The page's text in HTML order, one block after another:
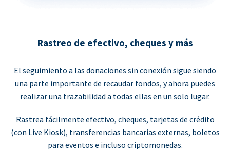
Rastreo de efectivo, cheques y más
El seguimiento a las donaciones sin conexión sigue siendo
una parte importante de recaudar fondos, y ahora puedes
realizar una trazabilidad a todas ellas en un solo lugar.
Rastrea fácilmente efectivo, cheques, tarjetas de crédito
(con Live Kiosk), transferencias bancarias externas, boletos
para eventos e incluso criptomonedas.